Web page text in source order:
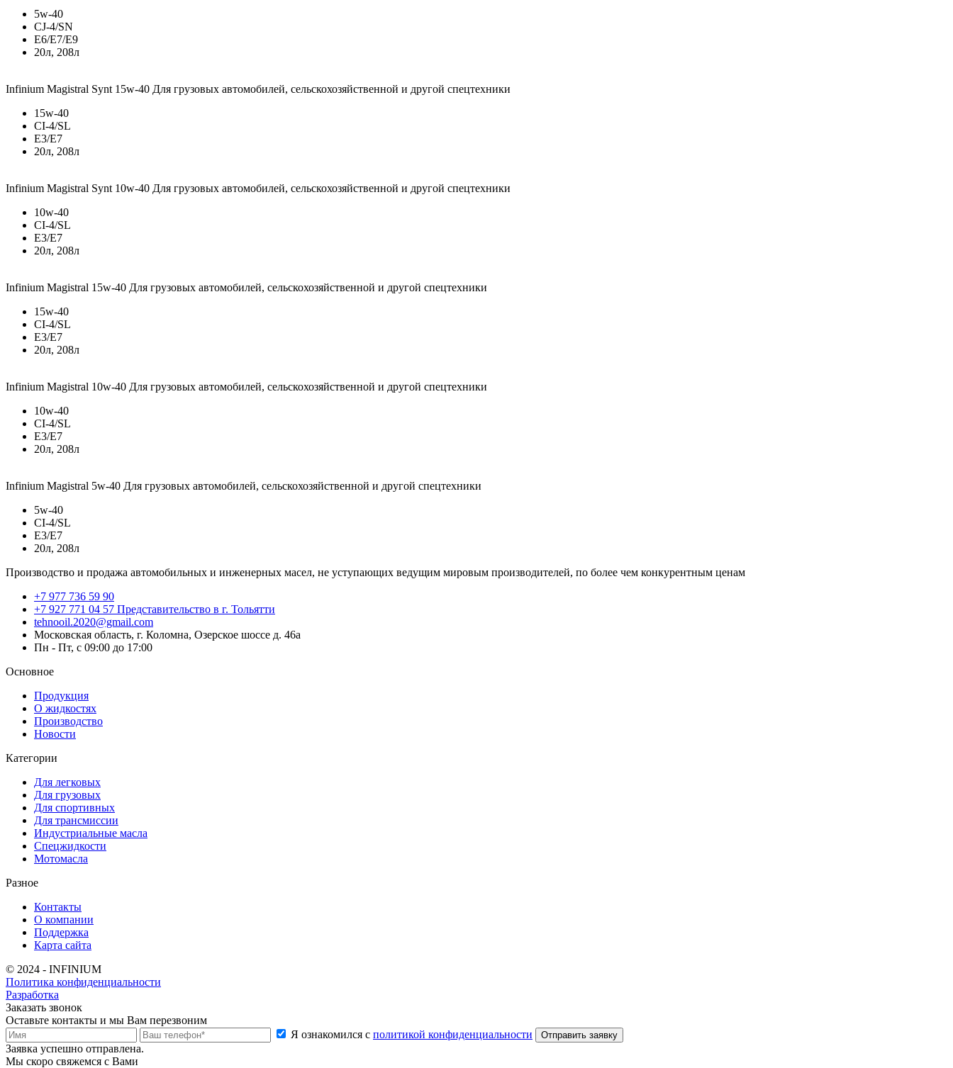
5w-40
CJ-4/SN
E6/E7/E9
20л, 208л
Infinium Magistral Synt 15w-40 Для грузовых автомобилей, сельскохозяйственной и другой спецтехники
15w-40
CI-4/SL
E3/E7
20л, 208л
Infinium Magistral Synt 10w-40 Для грузовых автомобилей, сельскохозяйственной и другой спецтехники
10w-40
CI-4/SL
E3/E7
20л, 208л
Infinium Magistral 15w-40 Для грузовых автомобилей, сельскохозяйственной и другой спецтехники
15w-40
CI-4/SL
E3/E7
20л, 208л
Infinium Magistral 10w-40 Для грузовых автомобилей, сельскохозяйственной и другой спецтехники
10w-40
CI-4/SL
E3/E7
20л, 208л
Infinium Magistral 5w-40 Для грузовых автомобилей, сельскохозяйственной и другой спецтехники
5w-40
CI-4/SL
E3/E7
20л, 208л
Производство и продажа автомобильных и инженерных масел, не уступающих ведущим мировым производителей, по более чем конкурентным ценам
+7 977 736 59 90
+7 927 771 04 57 Представительство в г. Тольятти
tehnooil.2020@gmail.com
Московская область, г. Коломна, Озерское шоссе д. 46а
Пн - Пт, с 09:00 до 17:00
Основное
Продукция
О жидкостях
Производство
Новости
Категории
Для легковых
Для грузовых
Для спортивных
Для трансмиссии
Индустриальные масла
Спецжидкости
Мотомасла
Разное
Контакты
О компании
Поддержка
Карта сайта
© 2024 - INFINIUM
Политика конфиденциальности
Разработка
Заказать звонок
Оставьте контакты и мы Вам перезвоним
Я ознакомился с политикой конфиденциальности Отправить заявку
Заявка успешно отправлена.
Мы скоро свяжемся с Вами